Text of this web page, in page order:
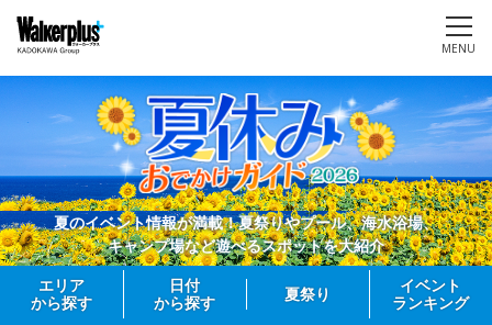
MENU
夏のイベント情報が満載！夏祭りやプール、海水浴場、
キャンプ場など遊べるスポットを大紹介
エリア
から探す
日付
から探す
夏祭り
イベント
ランキング